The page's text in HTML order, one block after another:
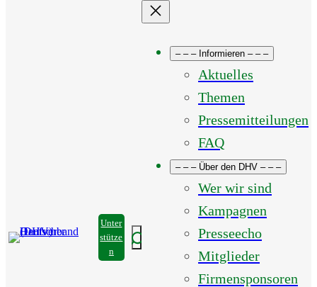
Unter
stütze
n
Suchen
– – – Informieren – – –
Aktuelles
Themen
Pressemitteilungen
FAQ
– – – Über den DHV – – –
Wer wir sind
Kampagnen
Presseecho
Mitglieder
Firmensponsoren